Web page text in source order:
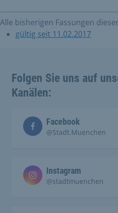
Alle bisherigen Fassungen
gültig seit 11.02.2017
Folgen Sie uns auf
Kanälen:
Facebook
@Stadt.Muenchen
Instagram
@stadtmuenchen